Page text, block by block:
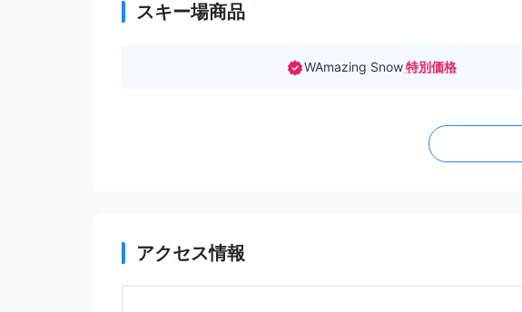
スキー場商品
WAmazing Snow特別価格
アクセス情報